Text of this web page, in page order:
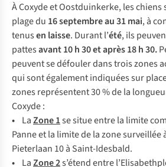
À Coxyde et Oostduinkerke, les chiens
plage du 16 septembre au 31 mai, à
tenusen laisse. Durant l’été, ils
pattesavant 10 h 30 et après 18 h 30.
peuvent se défouler dans trois zones
qui sont également indiquées sur
zones représentent 30 % de la
Coxyde :
• LaZone 1se situe entre la limite
Panne et la limite de la zone surveillée
Pieterlaan 10 à Saint-Idesbald.
• LaZone 2s’étend entre